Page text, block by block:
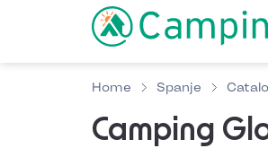
Home Spanje
Camping